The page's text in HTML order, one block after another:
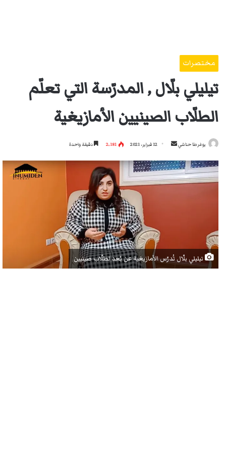
مختصرات
تيليلي بلّال , المدرّسة التي تعلّم
الطلّاب الصينيين الأمازيغية
يوغرطا حناشي
أرسل
إلكترونيا
12 فبراير، 2021 2٬181 دقيقة واحدة
تيليلي بلّال تُدرّس الأمازيغية عن بُعد لطلّاب صينيين